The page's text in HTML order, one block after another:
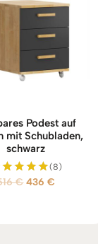
Podest auf
mit Schubladen,
schwarz
(8)
€ Ursprünglicher
436€